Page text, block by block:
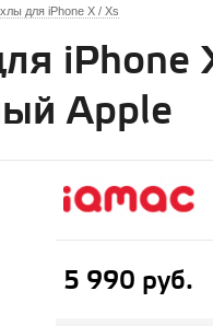
для iPhone X / Xs
iPhone
Apple
5 990 руб.